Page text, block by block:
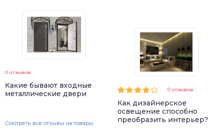
0 отзывов
Какие бывают входные
металлические двери
Смотреть все отзывы на товары
0 отзывов
Как дизайнерское
освещение способно
преобразить интерьер?